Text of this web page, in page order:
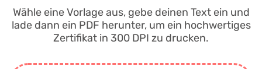
Wähle eine Vorlage aus, gebe deinen Text ein und
lade dann ein PDF herunter, um ein hochwertiges
Zertifikat in 300 DPI zu drucken.